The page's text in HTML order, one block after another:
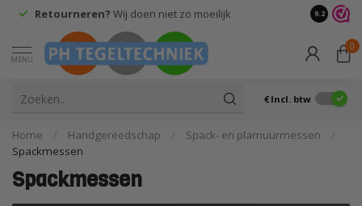
Retourneren? Wij doen niet zo moeilijk 9.2
MENU
0
€ Incl. btw
Home / Handgereedschap / Spack- en plamuurmessen
/
Spackmessen
Spackmessen